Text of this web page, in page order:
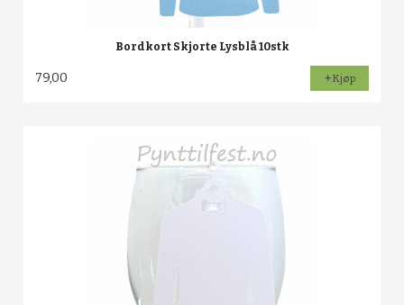
Bordkort Skjorte Lysblå 10stk
79,00 Kjøp